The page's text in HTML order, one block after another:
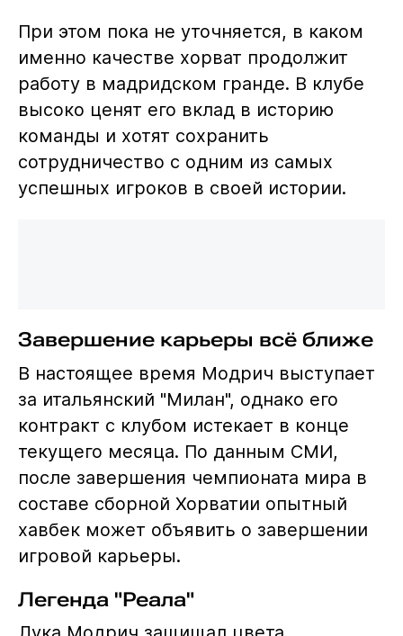
При этом пока не уточняется, в каком
именно качестве хорват продолжит
работу в мадридском гранде. В клубе
высоко ценят его вклад в историю
команды и хотят сохранить
сотрудничество с одним из самых
успешных игроков в своей истории.
Завершение карьеры всё ближе
В настоящее время Модрич выступает
за итальянский "Милан", однако его
контракт с клубом истекает в конце
текущего месяца. По данным СМИ,
после завершения чемпионата мира в
составе сборной Хорватии опытный
хавбек может объявить о завершении
игровой карьеры.
Легенда "Реала"